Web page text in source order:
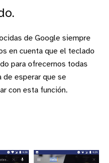
de Google siempre
en cuenta que el teclado
para ofrecernos todas
de esperar que se
con esta función.